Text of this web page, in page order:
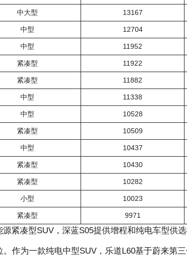
中大型 13167
中型 12704
中型 11952
紧凑型 11922
紧凑型 11882
中型 11338
中型 10528
紧凑型 10509
中型 10437
紧凑型 10430
紧凑型 10282
小型 10023
紧凑型 9971
凑型SUV，深蓝S05提供增程和纯电车型供选
作为一款纯电中型SUV，乐道L60基于蔚来第